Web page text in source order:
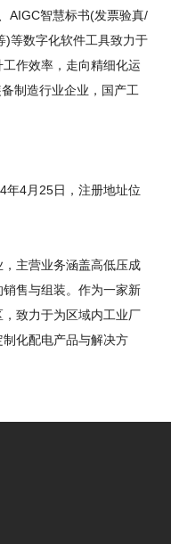
AIGC智慧标书(发票验真/
)等数字化软件工具致力于
作效率，走向精细化运
制造行业企业，国产工
年4月25日，注册地址位
主营业务涵盖高低压成
售与组装。作为一家新
致力于为区域内工业厂
化配电产品与解决方